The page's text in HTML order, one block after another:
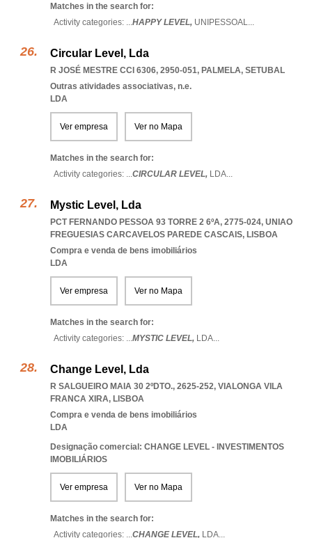
Matches in the search for:
Activity categories: ...HAPPY LEVEL, UNIPESSOAL...
Circular Level, Lda
R JOSÉ MESTRE CCI 6306, 2950-051, PALMELA, SETUBAL
Outras atividades associativas, n.e.
LDA
Ver empresa Ver no Mapa
Matches in the search for:
Activity categories: ...CIRCULAR LEVEL, LDA...
Mystic Level, Lda
PCT FERNANDO PESSOA 93 TORRE 2 6ºA, 2775-024, UNIAO
FREGUESIAS CARCAVELOS PAREDE CASCAIS, LISBOA
Compra e venda de bens imobiliários
LDA
Ver empresa Ver no Mapa
Matches in the search for:
Activity categories: ...MYSTIC LEVEL, LDA...
Change Level, Lda
R SALGUEIRO MAIA 30 2ºDTO., 2625-252, VIALONGA VILA
FRANCA XIRA, LISBOA
Compra e venda de bens imobiliários
LDA
Designação comercial: CHANGE LEVEL - INVESTIMENTOS
IMOBILIÁRIOS
Ver empresa Ver no Mapa
Matches in the search for:
Activity categories: ...CHANGE LEVEL, LDA...